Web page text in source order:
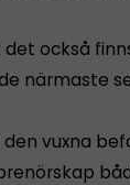
också
närmaste
vuxna